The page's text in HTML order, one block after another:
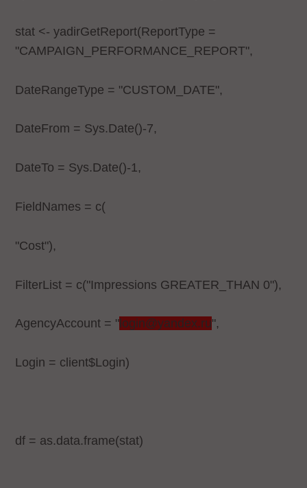
stat <- yadirGetReport(ReportType =
"CAMPAIGN_PERFORMANCE_REPORT",
DateRangeType = "CUSTOM_DATE",
DateFrom = Sys.Date()-7,
DateTo = Sys.Date()-1,
FieldNames = c(
"Cost"),
FilterList = c("Impressions GREATER_THAN 0"),
AgencyAccount = " login@yandex.ru",
Login = client$Login)
df = as.data.frame(stat)